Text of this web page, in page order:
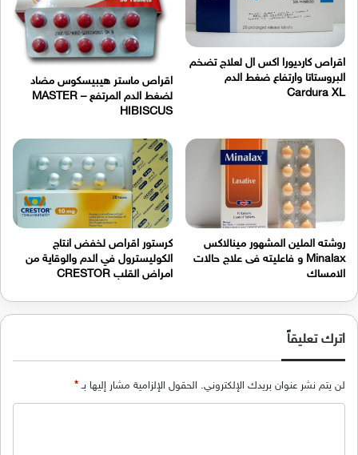
اقراص كارديورا اكس ال لعلاج تضخم
البروستاتا وارتفاع ضغط الدم
Cardura XL
اقراص ماستر هيبيسكوس مضاد
لضغط الدم المرتفع MASTER –
HIBISCUS
روشته الملين المشهور مينالاكس
Minalax و فاعليته فى علاج حالات
الامساك
كرستور اقراص لخفض انتاج
الكوليسترول في الدم والوقاية من
امراض القلب CRESTOR
اترك تعليقاً
لن يتم نشر عنوان بريدك الإلكتروني. الحقول الإلزامية مشار إليها بـ*